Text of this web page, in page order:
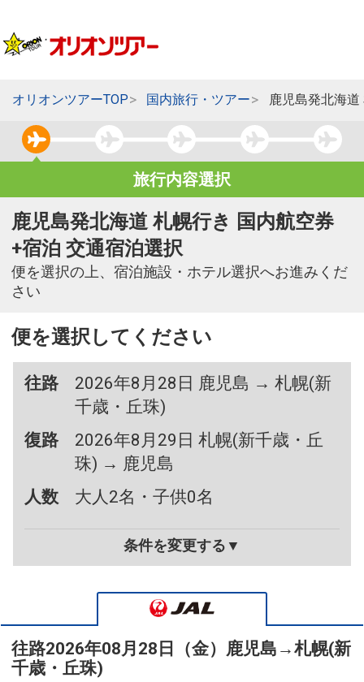
オリオンツアーTOP 国内旅行・ツアー 鹿児島発北海
旅行内容選択
鹿児島発北海道 札幌行き 国内航空券
+宿泊 交通宿泊選択
便を選択の上、宿泊施設・ホテル選択へお進みくだ
さい
便を選択してください
往路
2026年8月28日 鹿児島 → 札幌(新
千歳・丘珠)
復路
2026年8月29日 札幌(新千歳・丘
珠) → 鹿児島
人数
大人2名・子供0名
条件を変更する▼
往路2026年08月28日（金） 鹿児島 →札幌(新
千歳・丘珠)